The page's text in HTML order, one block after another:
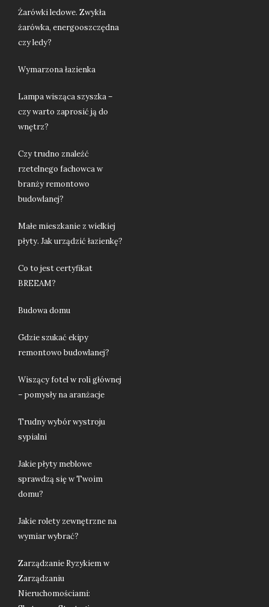
Żarówki ledowe. Zwykła
żarówka, energooszczędna
czy ledy?
Wymarzona łazienka
Lampa wisząca szyszka –
czy warto zaprosić ją do
wnętrz?
Czy trudno znaleźć
rzetelnego fachowca w
branży remontowo
budowlanej?
Małe mieszkanie z wielkiej
płyty. Jak urządzić łazienkę?
Co to jest certyfikat
BREEAM?
Budowa domu
Gdzie szukać ekipy
remontowo budowlanej?
Wiszący fotel w roli głównej
– pomysły na aranżacje
Trudny wybór wystroju
sypialni
Jakie płyty meblowe
sprawdzą się w Twoim
domu?
Jakie rolety zewnętrzne na
wymiar wybrać?
Zarządzanie Ryzykiem w
Zarządzaniu
Nieruchomościami: